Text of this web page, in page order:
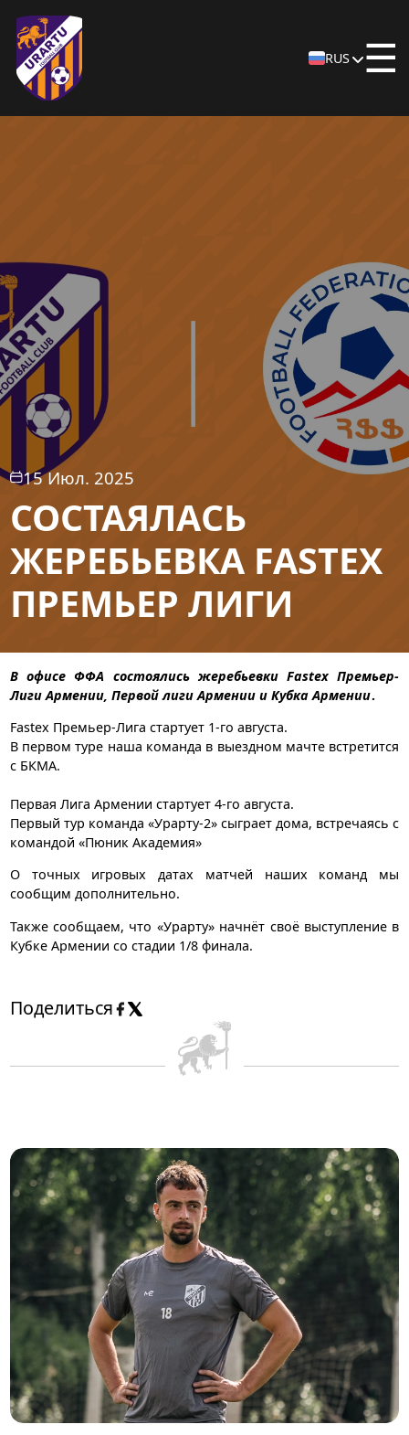
RUS ☰
15 Июл. 2025
СОСТАЯЛАСЬ
ЖЕРЕБЬЕВКА FASTEX
ПРЕМЬЕР ЛИГИ
В офисе ФФА состоялись жеребьевки Fastex Премьер-
Лиги Армении, Первой лиги Армении и Кубка Армении․
Fastex Премьер-Лига стартует 1-го августа.
В первом туре наша команда в выездном мачте встретится
с БКМА.
Первая Лига Армении стартует 4-го августа.
Первый тур команда «Урарту-2» сыграет дома, встречаясь с
командой «Пюник Академия»
О точных игровых датах матчей наших команд мы
сообщим дополнительно.
Также сообщаем, что «Урарту» начнёт своё выступление в
Кубке Армении со стадии 1/8 финала.
Поделиться